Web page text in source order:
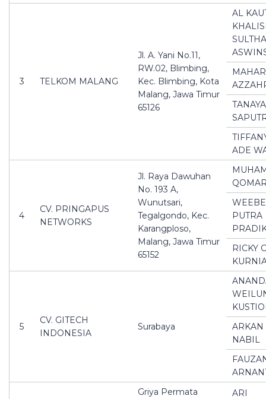
3 TELKOM MALANG
Jl. A. Yani No.11,
RW.02, Blimbing,
Kec. Blimbing, Kota
Malang, Jawa Timur
65126
AL
ADE
4
CV. PRINGAPUS
NETWORKS
Jl. Raya Dawuhan
No. 193 A,
Wunutsari,
Tegalgondo, Kec.
Karangploso,
Malang, Jawa Timur
65152
WEEBE
PUTRA
RICKY
5
CV. GITECH
INDONESIA
Surabaya
ARKAN
NABIL
Griya Permata
ARI